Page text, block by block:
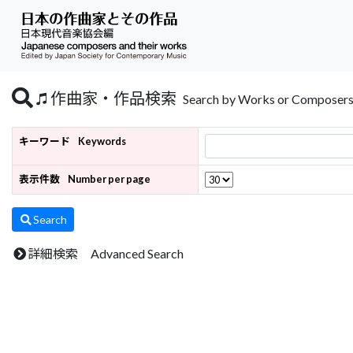
作曲家・作品検索 Search by Works or Composers
キーワード Keywords
表示件数 Number per page
Search
詳細検索 Advanced Search